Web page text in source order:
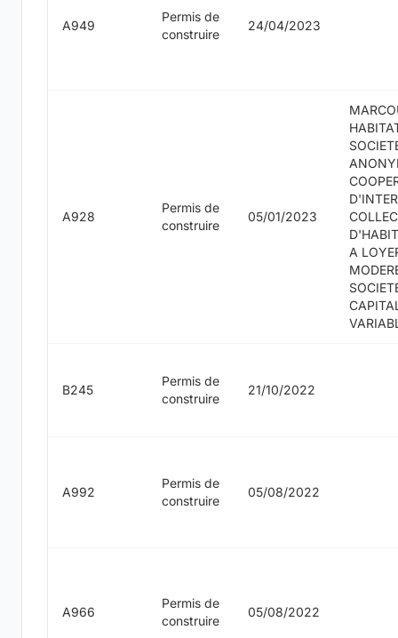
A949
Permis de
construire
24/04/2023
A928
Permis de
construire
05/01/2023
A
B245
Permis de
construire
21/10/2022
A992
Permis de
construire
05/08/2022
A966
Permis de
construire
05/08/2022